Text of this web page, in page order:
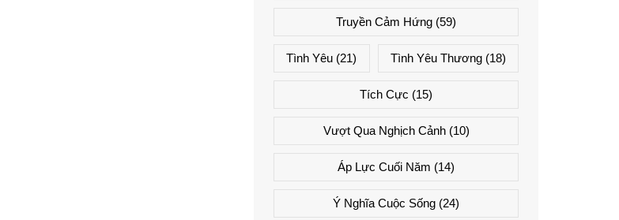
Truyền Cảm Hứng (59)
Tình Yêu (21) Tình Yêu Thương(18)
Tích Cực (15)
Vượt Qua Nghịch Cảnh(10)
Áp Lực Cuối Năm (14)
Ý Nghĩa Cuộc Sống (24)